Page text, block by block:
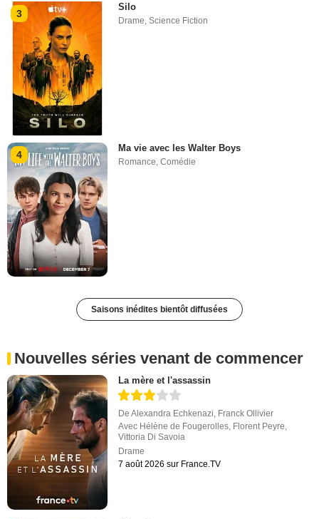
3
Silo
Drame,Science Fiction
4
Ma vie avec les Walter Boys
Romance,Comédie
Saisons inédites bientôt diffusées
Nouvelles séries venant de commencer
La mère et l'assassin
DeAlexandra Echkenazi, Franck Ollivier
Avec Hélène de Fougerolles, Florent Peyre,
Vittoria Di Savoia
Drame
7 août 2026 sur France.TV